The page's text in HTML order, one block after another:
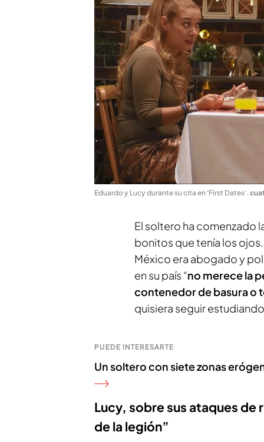
Eduardo y Lucy durante su cita en 'First Dates'.
El soltero ha comenzado
bonitos que tenía los
México era abogado y
en su país “no merece la
contenedor de basura o
quisiera seguir
PUEDE INTERESARTE
Un soltero con siete zonas
Lucy, sobre sus ataques de
de la legión”